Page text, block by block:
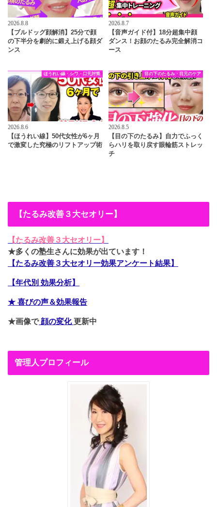
2026.8.8
【ブルドッグ顔解消】25分で顔
の下半分を劇的に鍛え上げる顔ダ
ンス
2026.8.7
【音声ガイド付】18分超集中顔
ダンス！お顔のたるみ完全解消コ
ース
ほうれい線・シワ・口元対策
2026.8.6
【ほうれい線】50代女性が6ヶ月
で激変した究極のリフトアップ術
目の下のたるみ・目元のケア
2026.8.5
【目の下のたるみ】自力でふっく
らハリを取り戻す眼輪筋ストレッ
チ
【たるみ改善３大セオリー】
【たるみ改善３大セオリー】
★多くの塾生さんに効果が出ています！
【たるみ改善３大セオリー効果アンケート結果】
【年代別 効果分析】
★ 喜びの声＆効果報告
★画像で顔の変化更新中
管理人プロフィール